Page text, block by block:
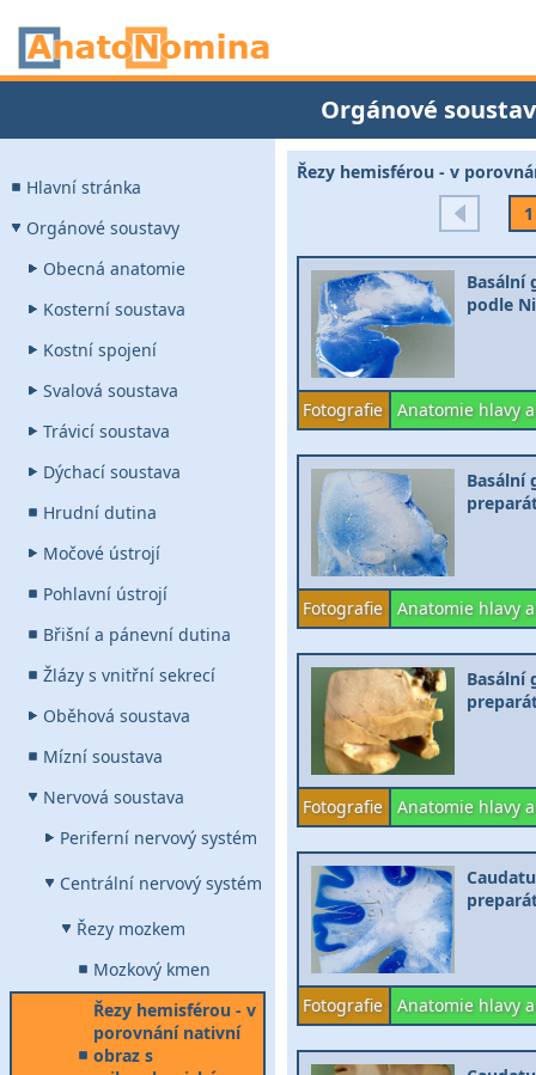
Orgánové
Hlavní stránka
Orgánové soustavy
Obecná anatomie
Kosterní soustava
Kostní spojení
Svalová soustava
Trávicí soustava
Dýchací soustava
Hrudní dutina
Močové ústrojí
Pohlavní ústrojí
Břišní a pánevní dutina
Žlázy s vnitřní sekrecí
Oběhová soustava
Mízní soustava
Nervová soustava
Periferní nervový systém
Centrální nervový systém
Řezy mozkem
Mozkový kmen
Řezy hemisférou - v
porovnání nativní
obraz s
Řezy hemisférou - v
1
Basální
podle
Fotografie Anatomie hlavy
Basální
Fotografie Anatomie hlavy
Basální
Fotografie Anatomie hlavy
Fotografie Anatomie hlavy